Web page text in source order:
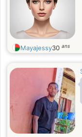
Mayajessy30 ans